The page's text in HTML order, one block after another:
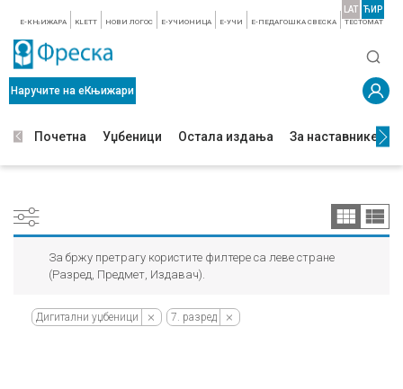
E-КЊИЖАРА KLETT НОВИ ЛОГОС E-УЧИОНИЦА E-УЧИ Е-ПЕДАГОШКА СВЕСКА TЕСТОМАТ
LAT ЋИР
Наручите на еКњижари
Почетна Уџбеници Остала издања За наставнике
За бржу претрагу користите филтере са леве стране
(Разред, Предмет, Издавач).
Дигитални уџбеници 7. разред